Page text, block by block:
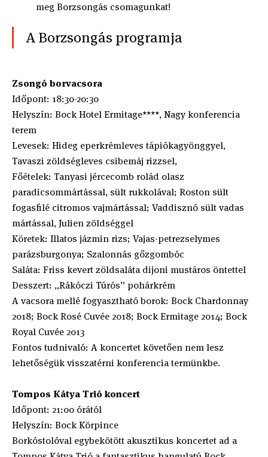
meg Borzsongás csomagunkat!
A Borzsongás programja
Zsongó borvacsora
Időpont: 18:30-20:30
Helyszín: Bock Hotel Ermitage****, Nagy konferencia
terem
Levesek: Hideg eperkrémleves tápiókagyönggyel,
Tavaszi zöldségleves csibemáj rizzsel,
Főételek: Tanyasi jércecomb rolád olasz
paradicsommártással, sült rukkolával; Roston sült
fogasfilé citromos vajmártással; Vaddisznó sült vadas
mártással, Julien zöldséggel
Köretek: Illatos jázmin rizs; Vajas-petrezselymes
parázsburgonya; Szalonnás gőzgombóc
Saláta: Friss kevert zöldsaláta dijoni mustáros öntettel
Desszert: „Rákóczi Túrós” pohárkrém
A vacsora mellé fogyasztható borok: Bock Chardonnay
2018; Bock Rosé Cuvée 2018; Bock Ermitage 2014; Bock
Royal Cuvée 2013
Fontos tudnivaló: A koncertet követően nem lesz
lehetőségük visszatérni konferencia termünkbe.
Tompos Kátya Trió koncert
Időpont: 21:00 órától
Helyszín: Bock Körpince
Borkóstolóval egybekötött akusztikus koncertet ad a